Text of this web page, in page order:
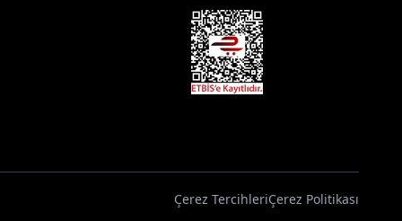
Çerez TercihleriÇerez Politikası